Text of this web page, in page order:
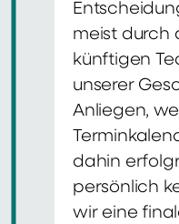
meist durch
künftigen
unserer
Anliegen,
dahin
persönlich
wir eine